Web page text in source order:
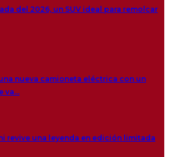
del 2026, un SUV ideal para remolcar
nueva camioneta eléctrica con un
va…
revive una leyenda en edición limitada